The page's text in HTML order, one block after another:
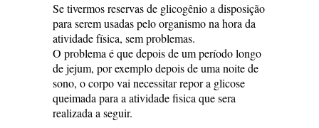
Se tivermos reservas de glicogênio a disposição
para serem usadas pelo organismo na hora da
atividade física, sem problemas.
O problema é que depois de um período longo
de jejum, por exemplo depois de uma noite de
sono, o corpo vai necessitar repor a glicose
queimada para a atividade fisica que sera
realizada a seguir.